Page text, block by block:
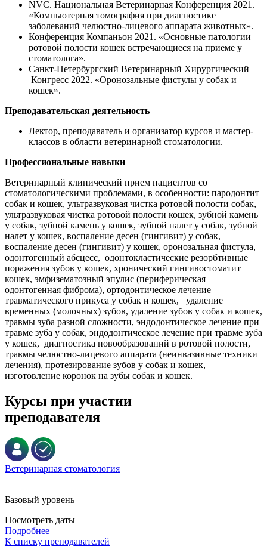
NVC. Национальная Ветеринарная Конференция 2021.
«Компьютерная томография при диагностике
заболеваний челюстно-лицевого аппарата животных».
Конференция Компаньон 2021. «Основные патологии
ротовой полости кошек встречающиеся на приеме у
стоматолога».
Санкт-Петербургский Ветеринарный Хирургический
Конгресс 2022. «Оронозальные фистулы у собак и
кошек».
Преподавательская деятельность
Лектор, преподаватель и организатор курсов и мастер-
классов в области ветеринарной стоматологии.
Профессиональные навыки
Ветеринарный клинический прием пациентов со
стоматологическими проблемами, в особенности: пародонтит
собак и кошек, ультразвуковая чистка ротовой полости собак,
ультразвуковая чистка ротовой полости кошек, зубной камень
у собак, зубной камень у кошек, зубной налет у собак, зубной
налет у кошек, воспаление десен (гингивит) у собак,
воспаление десен (гингивит) у кошек, оронозальная фистула,
одонтогенный абсцесс, одонтокластические резорбтивные
поражения зубов у кошек, хронический гингивостоматит
кошек, эмфизематозный эпулис (периферическая
одонтогенная фиброма), ортодонтическое лечение
травматического прикуса у собак и кошек, удаление
временных (молочных) зубов, удаление зубов у собак и кошек,
травмы зуба разной сложности, эндодонтическое лечение при
травме зуба у собак, эндодонтическое лечение при травме зуба
у кошек, диагностика новообразований в ротовой полости,
травмы челюстно-лицевого аппарата (неинвазивные техники
лечения), протезирование зубов у собак и кошек,
изготовление коронок на зубы собак и кошек.
Курсы при участии
преподавателя
Ветеринарная стоматология
Базовый уровень
Посмотреть даты
Подробнее
К списку преподавателей